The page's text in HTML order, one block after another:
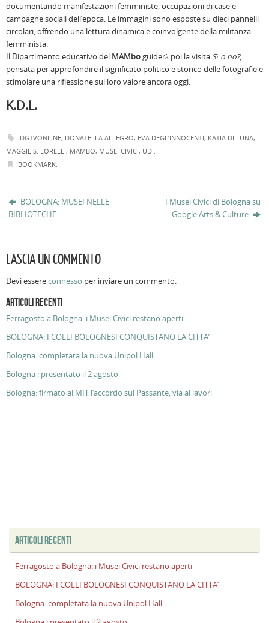
documentando manifestazioni femministe, occupazioni di case e
campagne sociali dell’epoca. Le immagini sono esposte su dieci pannelli
circolari, offrendo una lettura dinamica e coinvolgente della militanza
femminista.
Il Dipartimento educativo del MAMbo guiderà poi la visitaSì o no?,
pensata per approfondire il significato politico e storico delle fotografie e
stimolare una riflessione sul loro valore ancora oggi.
K.D.L.
DGTVONLINE, DONATELLA ALLEGRO, EVA DEGL’INNOCENTI, KATIA DI LUNA,
MAGGIE S. LORELLI, MAMBO, MUSEI CIVICI, UDI
BOOKMARK.
BOLOGNA: MUSEI NELLE
BIBLIOTECHE
I Musei Civici di Bologna su
Google Arts & Culture
LASCIA UN COMMENTO
Devi essereconnesso per inviare un commento.
ARTICOLI RECENTI
Ferragosto a Bologna: i Musei Civici restano aperti
BOLOGNA: I COLLI BOLOGNESI CONQUISTANO LA CITTA’
Bologna: completata la nuova Unipol Hall
Bologna : presentato il 2 agosto
Bologna: firmato al MIT l’accordo sul Passante, via ai lavori
ARTICOLI RECENTI
Ferragosto a Bologna: i Musei Civici restano aperti
BOLOGNA: I COLLI BOLOGNESI CONQUISTANO LA CITTA’
Bologna: completata la nuova Unipol Hall